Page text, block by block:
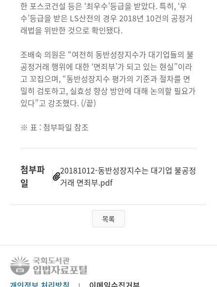
한 포스코건설 등은 ‘최우수’등급을 받았다. 특히, ‘우
수’등급을 받은 LS산전의 경우 2018년 10건의 공정거
래법을 위반한 것으로 확인됐다.
조배숙 의원은 “여전히 동반성장지수가 대기업들의 불
공정거래 행위에 대한 ‘면죄부’가 되고 있는 현실”이라
고 꼬집으며, “동반성장지수 평가의 기준과 절차를 면
밀히 검토하고, 실효성 향상 방안에 대해 논의할 필요가
있다”고 강조했다. (/끝)
※ 표 : 첨부파일 참조
첨부파
일
20181012-동반성장지수는 대기업 불공정
거래 면죄부.pdf
목록